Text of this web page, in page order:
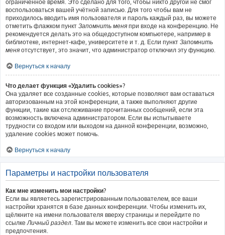
ограниченное время. Это сделано для того, чтобы никто другой не смог
воспользоваться вашей учётной записью. Для того чтобы вам не
приходилось вводить имя пользователя и пароль каждый раз, вы можете
отметить флажком пункт Запомнить меня при входе на конференцию. Не
рекомендуется делать это на общедоступном компьютере, например в
библиотеке, интернет-кафе, университете и т. д. Если пункт Запомнить
меня отсутствует, это значит, что администратор отключил эту функцию.
Вернуться к началу
Что делает функция «Удалить cookies»?
Она удаляет все созданные cookies, которые позволяют вам оставаться
авторизованным на этой конференции, а также выполняют другие
функции, такие как отслеживание прочитанных сообщений, если эта
возможность включена администратором. Если вы испытываете
трудности со входом или выходом на данной конференции, возможно,
удаление cookies может помочь.
Вернуться к началу
Параметры и настройки пользователя
Как мне изменить мои настройки?
Если вы являетесь зарегистрированным пользователем, все ваши
настройки хранятся в базе данных конференции. Чтобы изменить их,
щёлкните на имени пользователя вверху страницы и перейдите по
ссылкеЛичный раздел. Там вы можете изменить все свои настройки и
предпочтения.